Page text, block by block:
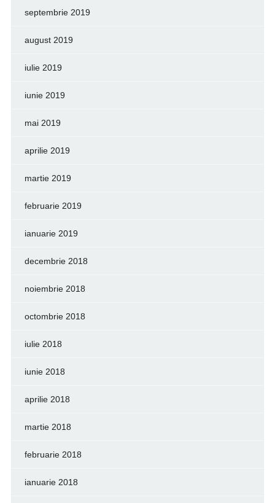
septembrie 2019
august 2019
iulie 2019
iunie 2019
mai 2019
aprilie 2019
martie 2019
februarie 2019
ianuarie 2019
decembrie 2018
noiembrie 2018
octombrie 2018
iulie 2018
iunie 2018
aprilie 2018
martie 2018
februarie 2018
ianuarie 2018